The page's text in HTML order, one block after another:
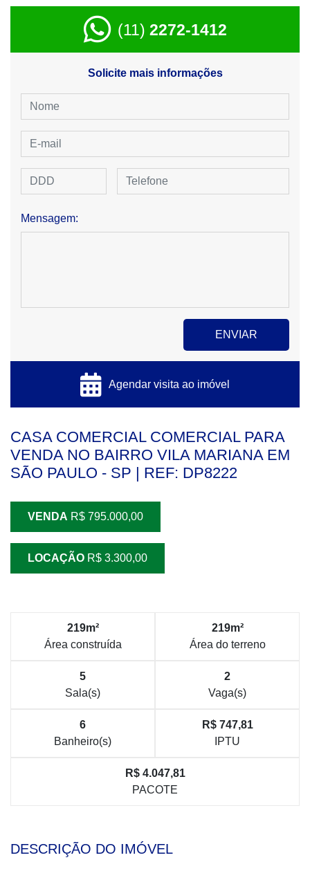
(11) 2272-1412
Solicite mais informações
Mensagem:
Agendar visita ao imóvel
CASA COMERCIAL COMERCIAL PARA
VENDA NO BAIRRO VILA MARIANA EM
SÃO PAULO - SP | REF: DP8222
VENDA R$ 795.000,00
LOCAÇÃO R$ 3.300,00
219m²
Área construída
219m²
Área do terreno
5
Sala(s)
2
Vaga(s)
6
Banheiro(s)
R$ 747,81
IPTU
R$ 4.047,81
PACOTE
DESCRIÇÃO DO IMÓVEL